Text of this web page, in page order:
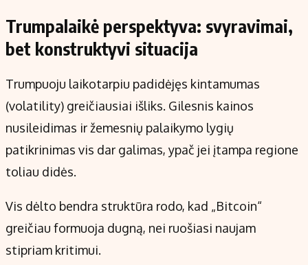
Trumpalaikė perspektyva: svyravimai,
bet konstruktyvi situacija
Trumpuoju laikotarpiu padidėjęs kintamumas
(volatility) greičiausiai išliks. Gilesnis kainos
nusileidimas ir žemesnių palaikymo lygių
patikrinimas vis dar galimas, ypač jei įtampa regione
toliau didės.
Vis dėlto bendra struktūra rodo, kad „Bitcoin“
greičiau formuoja dugną, nei ruošiasi naujam
stipriam kritimui.